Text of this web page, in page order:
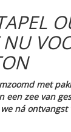
NU
met
een zee van
ná